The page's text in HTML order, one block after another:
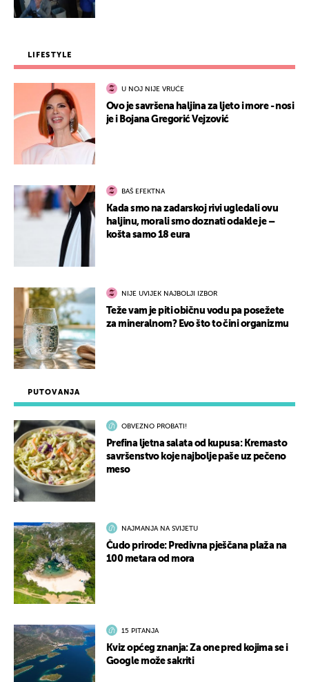
PUTOVANJA
OBVEZNO PROBATI!
Prefina ljetna salata od kupusa: Kremasto
savršenstvo koje najbolje paše uz pečeno
meso
NAJMANJA NA SVIJETU
Čudo prirode: Predivna pješčana plaža na
100 metara od mora
15 PITANJA
Kviz općeg znanja: Za one pred kojima se i
Google može sakriti
LIFESTYLE
U NOJ NIJE VRUĆE
Ovo je savršena haljina za ljeto i more - nosi
je i Bojana Gregorić Vejzović
BAŠ EFEKTNA
Kada smo na zadarskoj rivi ugledali ovu
haljinu, morali smo doznati odakle je –
košta samo 18 eura
NIJE UVIJEK NAJBOLJI IZBOR
Teže vam je piti običnu vodu pa posežete
za mineralnom? Evo što to čini organizmu